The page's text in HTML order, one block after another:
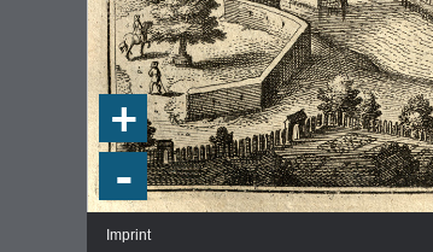
+
-
Imprint